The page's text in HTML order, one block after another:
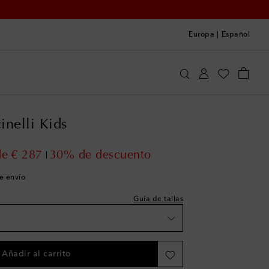
Europa Español
Kids
€ 287 30% de descuento
envío
Guía de tallas
a la talla
Añadir al carrito